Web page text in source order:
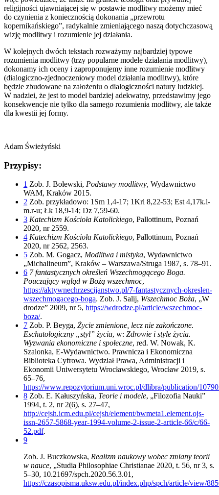
religijności ujawniającej się w postawie modlitwy możemy mieć
do czynienia z koniecznością dokonania „przewrotu
kopernikańskiego”, radykalnie zmieniającego naszą dotychczasową
wizję modlitwy i rozumienie jej działania.
W kolejnych dwóch tekstach rozważymy najbardziej typowe
rozumienia modlitwy (trzy popularne modele działania modlitwy),
dokonamy ich oceny i zaproponujemy inne rozumienie modlitwy
(dialogiczno-zjednoczeniowy model działania modlitwy), które
będzie zbudowane na założeniu o dialogiczności natury ludzkiej.
W nadziei, że jest to model bardziej adekwatny, przedstawimy jego
konsekwencje nie tylko dla samego rozumienia modlitwy, ale także
dla kwestii jej formy.
Adam Świeżyński
Przypisy:
1 Zob. J. Bolewski, Podstawy modlitwy, Wydawnictwo
WAM, Kraków 2015.
2 Zob. przykładowo: 1Sm 1,4-17; 1Krl 8,22-53; Est 4,17k.l-
m.r-u; Łk 18,9-14; Dz 7,59-60.
3 Katechizm Kościoła Katolickiego, Pallottinum, Poznań
2020, nr 2559.
4 Katechizm Kościoła Katolickiego, Pallottinum, Poznań
2020, nr 2562, 2563.
5 Zob. M. Gogacz, Modlitwa i mistyka, Wydawnictwo
„Michalineum”, Kraków – Warszawa/Struga 1987, s. 78–91.
6 7 fantastycznych określeń Wszechmogącego Boga.
Pouczający wgląd w Bożą wszechmoc,
https://aktywnechrzescijanstwo.pl/7-fantastycznych-okreslen-
wszechmogacego-boga. Zob. J. Salij, Wszechmoc Boża, „W
drodze” 2009, nr 5, https://wdrodze.pl/article/wszechmoc-
boza/.
7 Zob. P. Beyga, Życie zmienione, lecz nie zakończone.
Eschatologiczny „styl” życia, w: Zdrowie i style życia.
Wyzwania ekonomiczne i społeczne, red. W. Nowak, K.
Szalonka, E-Wydawnictwo. Prawnicza i Ekonomiczna
Biblioteka Cyfrowa. Wydział Prawa, Administracji i
Ekonomii Uniwersytetu Wrocławskiego, Wrocław 2019, s.
65–76,
https://www.repozytorium.uni.wroc.pl/dlibra/publication/
8 Zob. E. Kałuszyńska, Teorie i modele, „Filozofia Nauki”
1994, t. 2, nr 2(6), s. 27–47,
http://cejsh.icm.edu.pl/cejsh/element/bwmeta1.element.ojs-
issn-2657-5868-year-1994-volume-2-issue-2-article-66/c/66-
52.pdf.
9
Zob. J. Buczkowska, Realizm naukowy wobec zmiany teorii
w nauce, „Studia Philosophiae Christianae 2020, t. 56, nr 3, s.
5–30, 10.21697/spch.2020.56.3.01,
https://czasopisma.uksw.edu.pl/index.php/spch/article/view/